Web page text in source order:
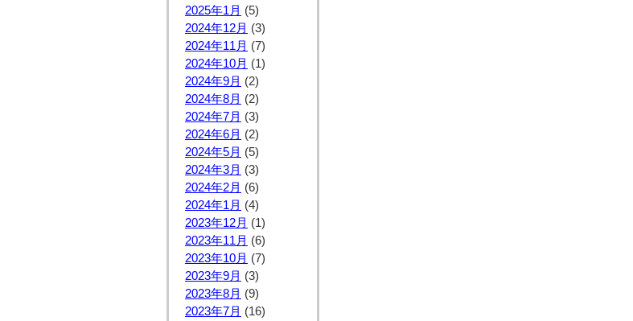
2025年1月 (5)
2024年12月 (3)
2024年11月 (7)
2024年10月 (1)
2024年9月 (2)
2024年8月 (2)
2024年7月 (3)
2024年6月 (2)
2024年5月 (5)
2024年3月 (3)
2024年2月 (6)
2024年1月 (4)
2023年12月 (1)
2023年11月 (6)
2023年10月 (7)
2023年9月 (3)
2023年8月 (9)
2023年7月 (16)